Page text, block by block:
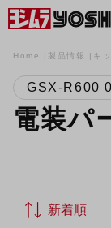
Home 製品情報 キ
GSX-R600
電装パ